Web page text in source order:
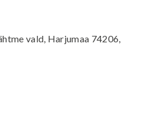
vald, Harjumaa 74206,